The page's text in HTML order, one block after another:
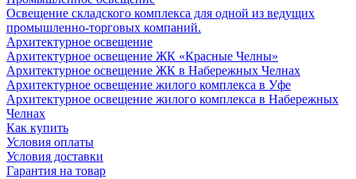
Освещение складского комплекса для одной из ведущих
промышленно-торговых компаний.
Архитектурное освещение
Архитектурное освещение ЖК «Красные Челны»
Архитектурное освещение ЖК в Набережных Челнах
Архитектурное освещение жилого комплекса в Уфе
Архитектурное освещение жилого комплекса в Набережных
Челнах
Как купить
Условия оплаты
Условия доставки
Гарантия на товар